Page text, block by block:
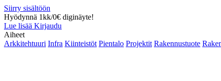
Siirry sisältöön
Hyödynnä 1kk/0€ diginäyte!
Lue lisää Kirjaudu
Aiheet
Arkkitehtuuri Infra Kiinteistöt Pientalo Projektit Rakennustuote